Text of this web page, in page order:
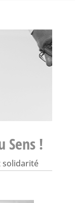
Sens !
solidarité